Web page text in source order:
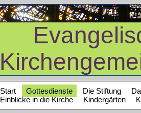
Start Gottesdienste Die Stiftung
Einblicke in die Kirche
Kindergärten